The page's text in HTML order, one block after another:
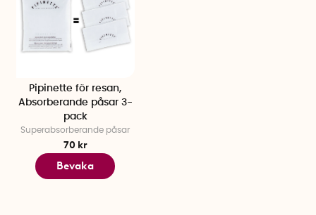
Pipinette för resan,
Absorberande påsar 3-
pack
Superabsorberande påsar
70 kr
Bevaka